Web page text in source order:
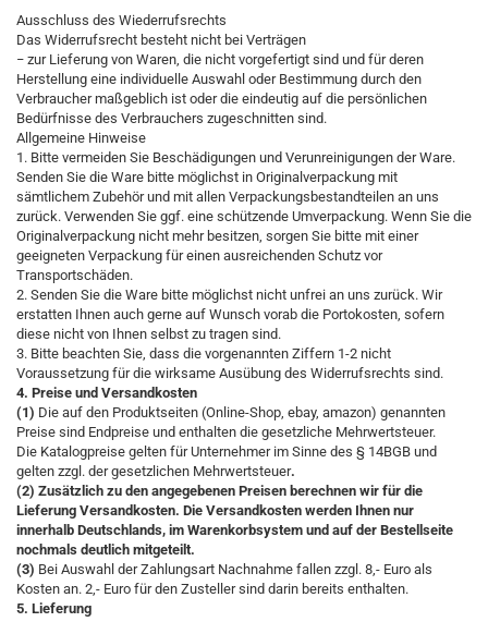
Ausschluss des Wiederrufsrechts
Das Widerrufsrecht besteht nicht bei Verträgen
− zur Lieferung von Waren, die nicht vorgefertigt sind und für deren
Herstellung eine individuelle Auswahl oder Bestimmung durch den
Verbraucher maßgeblich ist oder die eindeutig auf die persönlichen
Bedürfnisse des Verbrauchers zugeschnitten sind.
Allgemeine Hinweise
1. Bitte vermeiden Sie Beschädigungen und Verunreinigungen der Ware.
Senden Sie die Ware bitte möglichst in Originalverpackung mit
sämtlichem Zubehör und mit allen Verpackungsbestandteilen an uns
zurück. Verwenden Sie ggf. eine schützende Umverpackung. Wenn Sie die
Originalverpackung nicht mehr besitzen, sorgen Sie bitte mit einer
geeigneten Verpackung für einen ausreichenden Schutz vor
Transportschäden.
2. Senden Sie die Ware bitte möglichst nicht unfrei an uns zurück. Wir
erstatten Ihnen auch gerne auf Wunsch vorab die Portokosten, sofern
diese nicht von Ihnen selbst zu tragen sind.
3. Bitte beachten Sie, dass die vorgenannten Ziffern 1-2 nicht
Voraussetzung für die wirksame Ausübung des Widerrufsrechts sind.
4. Preise und Versandkosten
(1) Die auf den Produktseiten (Online-Shop, ebay, amazon) genannten
Preise sind Endpreise und enthalten die gesetzliche Mehrwertsteuer.
Die Katalogpreise gelten für Unternehmer im Sinne des § 14BGB und
gelten zzgl. der gesetzlichen Mehrwertsteuer.
(2) Zusätzlich zu den angegebenen Preisen berechnen wir für die
Lieferung Versandkosten. Die Versandkosten werden Ihnen nur
innerhalb Deutschlands, im Warenkorbsystem und auf der Bestellseite
nochmals deutlich mitgeteilt.
(3) Bei Auswahl der Zahlungsart Nachnahme fallen zzgl. 8,- Euro als
Kosten an. 2,- Euro für den Zusteller sind darin bereits enthalten.
5. Lieferung